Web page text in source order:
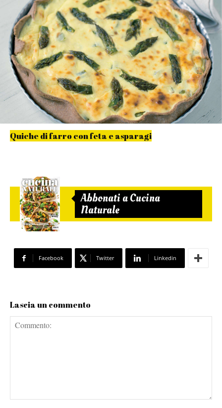
Quiche di farro con feta e asparagi
Abbonati a Cucina
Naturale
Facebook Twitter Linkedin
Lascia un commento